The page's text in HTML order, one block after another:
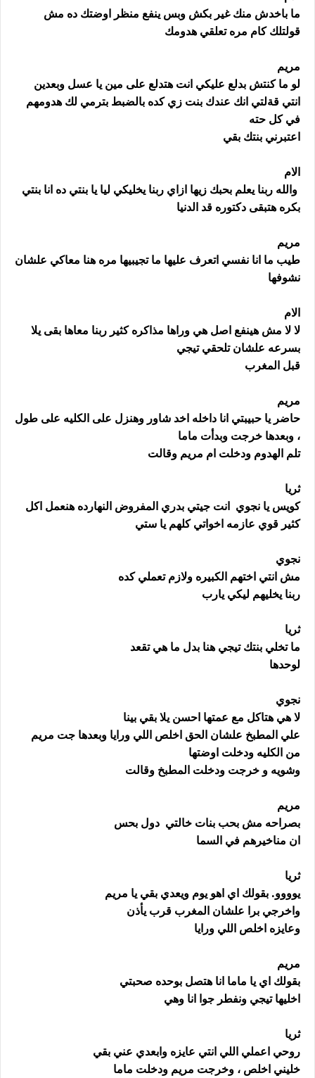
ما باخدش منك غير بكش وبس ينفع منظر اوضتك ده مش
قولتلك كام مره تعلقي هدومك
مريم
لو ما كنتش بدلع عليكي انت هتدلع على مين يا عسل وبعدين
انتي قةلتي انك عندك بنت زي كده بالضبط بترمي لك هدومهم
في كل حته
اعتبرني بنتك بقي
الام
والله ربنا يعلم بحبك زيها ازاي ربنا يخليكي ليا يا بنتي ده انا بنتي
بكره هتبقى دكتوره قد الدنيا
مريم
طيب ما انا نفسي اتعرف عليها ما تجيبيها مره هنا معاكي علشان
نشوفها
الام
لا لا مش هينفع اصل هي وراها مذاكره كثير ربنا معاها بقى يلا
بسرعه علشان تلحقي تيجي
قبل المغرب
مريم
حاضر يا حبيبتي انا داخله اخد شاور وهنزل على الكليه على طول
، وبعدها خرجت وبدأت ماما
تلم الهدوم ودخلت ام مريم وقالت
ثريا
كويس يا نجوي انت جيتي بدري المفروض النهارده هنعمل اكل
كثير قوي عازمه اخواتي كلهم يا ستي
نجوي
مش انتي اختهم الكبيره ولازم تعملي كده
ربنا يخليهم ليكي يارب
ثريا
ما تخلي بنتك تيجي هنا بدل ما هي تقعد
لوحدها
نجوي
لا هي هتاكل مع عمتها احسن يلا بقي بينا
علي المطبخ علشان الحق اخلص اللي ورايا وبعدها جت مريم
من الكليه ودخلت اوضتها
وشويه و خرجت ودخلت المطبخ وقالت
مريم
بصراحه مش بحب بنات خالتي دول بحس
ان مناخيرهم في السما
ثريا
يوووو. بقولك اي اهو يوم ويعدي بقي يا مريم
واخرجي برا علشان المغرب قرب يأذن
وعايزه اخلص اللي ورايا
مريم
بقولك اي يا ماما انا هتصل بوحده صحبتي
اخليها تيجي ونفطر جوا انا وهي
ثريا
روحي اعملي اللي انتي عايزه وابعدي عني بقي
خليني اخلص ، وخرجت مريم ودخلت ماما